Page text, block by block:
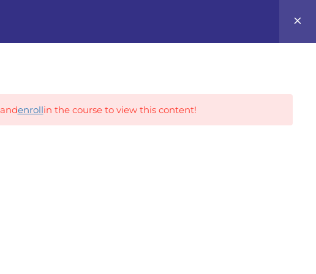
andenrollin the course to view this content!